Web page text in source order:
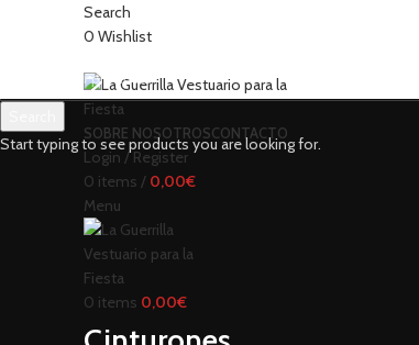
Search
0 Wishlist
SOBRE NOSOTROSCONTACTO
Login / Register
0 items / 0,00€
Menu
0 items 0,00€
Start typing to see products you are looking for.